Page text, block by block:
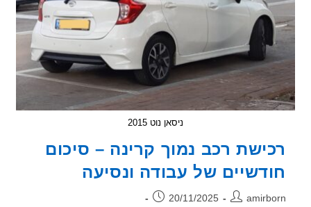
רכב נמוך קרינה – סיכום
של עבודה ונסיעה
פורסם:
20/11/2025